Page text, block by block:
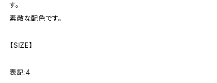
す。
素敵な配色です。
【SIZE】
表記:4